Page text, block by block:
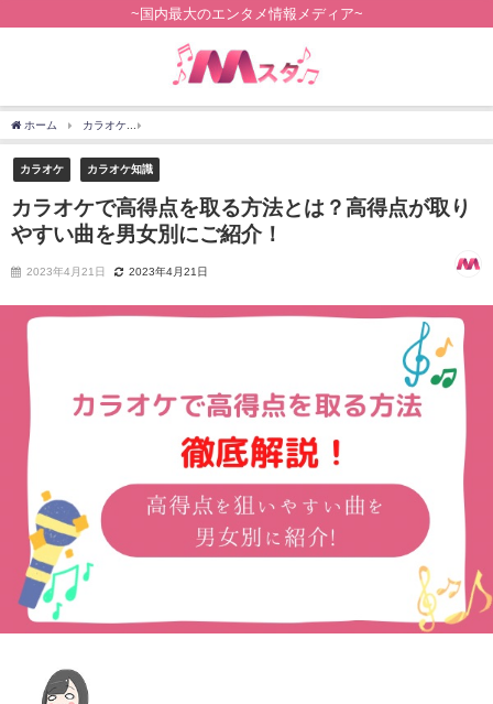
~国内最大のエンタメ情報メディア~
ホーム カラオケ
カラオケ カラオケ知識
カラオケで高得点を取る方法とは？高得点が取り
やすい曲を男女別にご紹介！
2023年4月21日 2023年4月21日